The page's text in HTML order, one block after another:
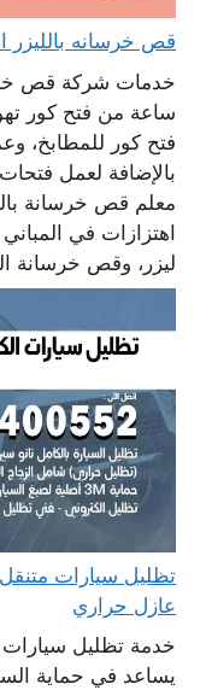
قص خرسانه بالليزر الكويت 65932555
ساعة من فتح كور
فتح كور للمطابخ،
بالإضافة لعمل
معلم قص خرسانة
اهتزازات في
ليزر، وقص خرسانة
عازل حراري
خدمة تظليل سيارات
يساعد في حماية